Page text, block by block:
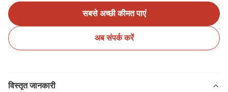
सबसे अच्छी कीमत पाएं
अब संपर्क करें
विस्तृत जानकारी